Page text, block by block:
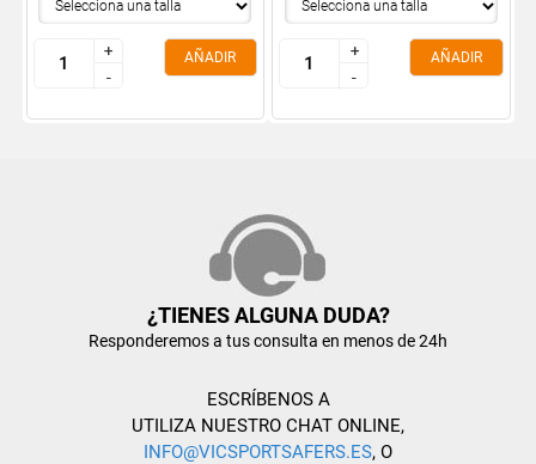
+
-
+
-
AÑADIR
+
-
+
-
AÑADIR
¿TIENES ALGUNA DUDA?
Responderemos a tus consulta en menos de 24h
ESCRÍBENOS A
UTILIZA NUESTRO CHAT ONLINE,
INFO@VICSPORTSAFERS.ES, O